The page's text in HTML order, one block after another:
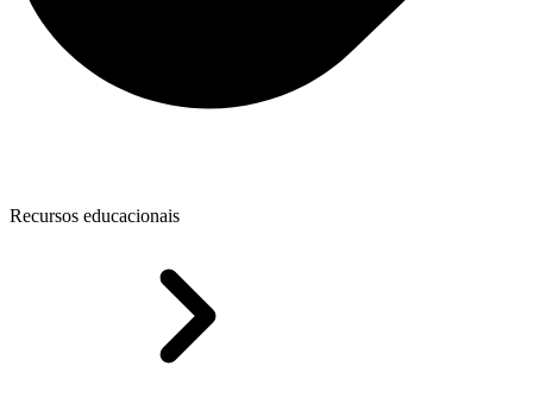
Recursos educacionais